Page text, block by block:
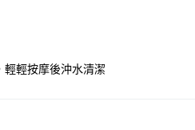
到繳費通知簡訊。
天內，點擊此簡訊中的連結，可透過四大超商
方式進行付款，方視為交易完成。
不需立刻繳費，但若您需要取消訂單，請聯
家同意取消之訂單仍視為有效，需透過AFTEE
support/home
輕輕按摩後沖水清潔